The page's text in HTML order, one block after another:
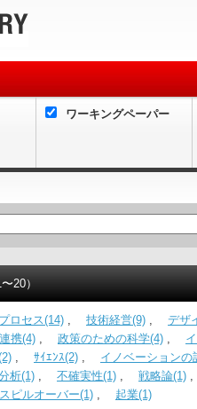
ワーキングペーパー
20）
ロセス(14) , 技術経営(9) , デザ
携(4) , 政策のための科学(4) ,
, ｻｲｴﾝｽ(2) , イノベーションの
析(1) , 不確実性(1) , 戦略論(1)
ピルオーバー(1) , 起業(1)